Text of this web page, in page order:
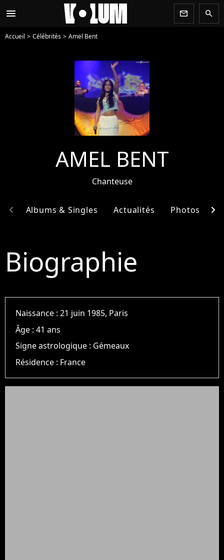
menu newsletter search
Accueil Célébrités Amel Bent
AMEL BENT
Chanteuse
Albums & Singles Actualités Photos
chevron_left chevron_right
Biographie
Naissance :21 juin 1985, Paris
Âge :41 ans
Signe astrologique : Gémeaux
Résidence : France